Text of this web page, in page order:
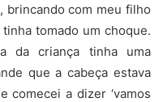
brincando com meu filho
tomado um choque.
da criança tinha uma
que a cabeça estava
comecei a dizer ‘vamos